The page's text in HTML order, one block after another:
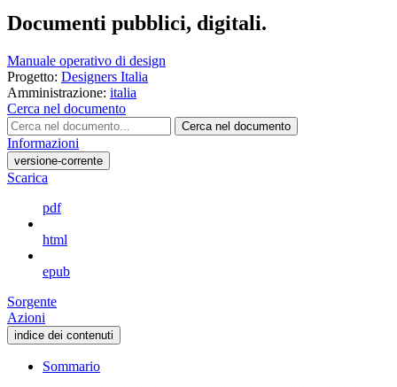
Documenti pubblici, digitali.
Manuale operativo di design
Progetto: Designers Italia
Amministrazione: italia
Cerca nel documento
Cerca nel documento
Informazioni
versione-corrente
Scarica
pdf
html
epub
Sorgente
Azioni
indice dei contenuti
Sommario